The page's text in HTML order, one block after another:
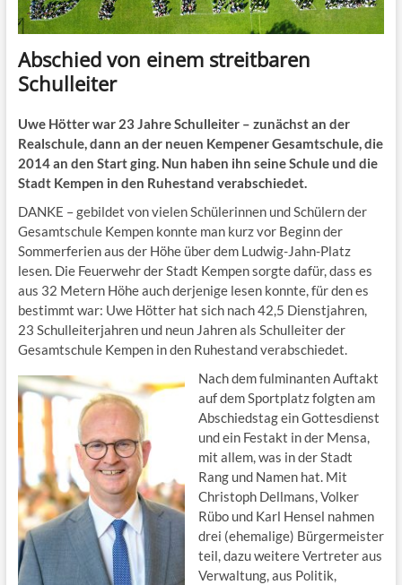
Abschied von einem streitbaren
Schulleiter
Uwe Hötter war 23 Jahre Schulleiter – zunächst an der
Realschule, dann an der neuen Kempener Gesamtschule, die
2014 an den Start ging. Nun haben ihn seine Schule und die
Stadt Kempen in den Ruhestand verabschiedet.
DANKE – gebildet von vielen Schülerinnen und Schülern der
Gesamtschule Kempen konnte man kurz vor Beginn der
Sommerferien aus der Höhe über dem Ludwig-Jahn-Platz
lesen. Die Feuerwehr der Stadt Kempen sorgte dafür, dass es
aus 32 Metern Höhe auch derjenige lesen konnte, für den es
bestimmt war: Uwe Hötter hat sich nach 42,5 Dienstjahren,
23 Schulleiterjahren und neun Jahren als Schulleiter der
Gesamtschule Kempen in den Ruhestand verabschiedet.
Nach dem fulminanten Auftakt
auf dem Sportplatz folgten am
Abschiedstag ein Gottesdienst
und ein Festakt in der Mensa,
mit allem, was in der Stadt
Rang und Namen hat. Mit
Christoph Dellmans, Volker
Rübo und Karl Hensel nahmen
drei (ehemalige) Bürgermeister
teil, dazu weitere Vertreter aus
Verwaltung, aus Politik,